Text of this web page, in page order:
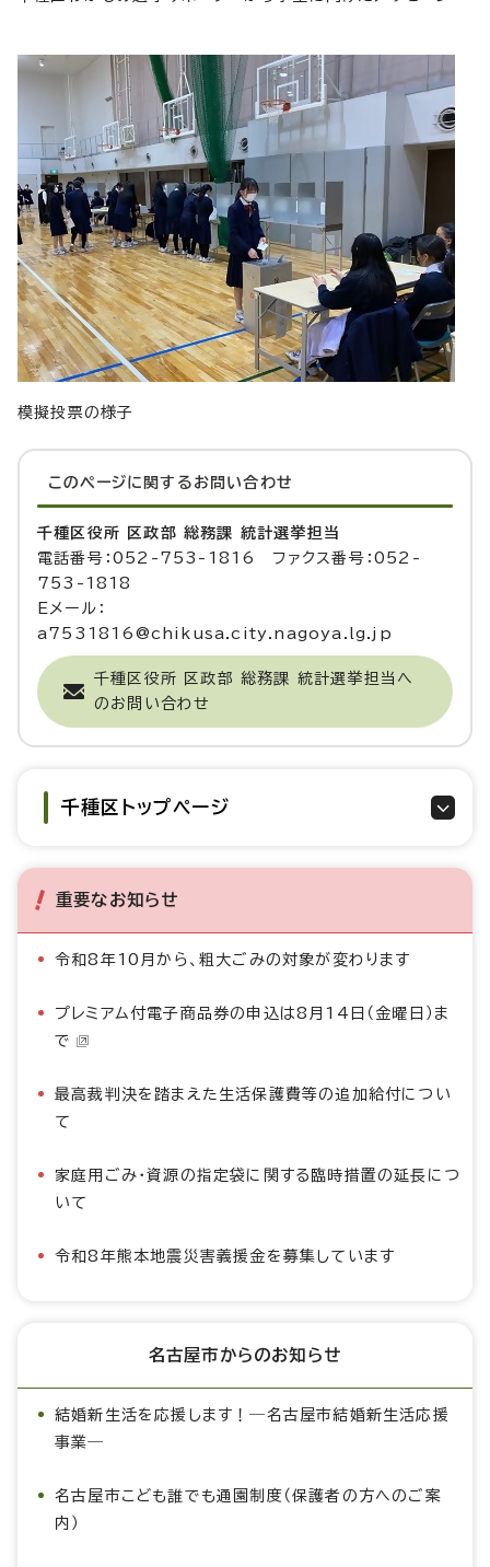
模擬投票の様子
このページに関する お問い合わせ
千種区役所 区政部 総務課 統計選挙担当
電話番号：052-753-1816 ファクス番号：052-
753-1818
Eメール：
a7531816@chikusa.city.nagoya.lg.jp
千種区役所 区政部 総務課 統計選挙担当へ
のお問い合わせ
千種区トップページ
重要なお知らせ
令和8年10月から、粗大ごみの対象が変わります
プレミアム付電子商品券の申込は8月14日（金曜日）ま
で
最高裁判決を踏まえた生活保護費等の追加給付につい
て
家庭用ごみ・資源の指定袋に関する臨時措置の延長につ
いて
令和8年熊本地震災害義援金を募集しています
名古屋市からのお知らせ
結婚新生活を応援します！―名古屋市結婚新生活応援
事業―
名古屋市こども誰でも通園制度（保護者の方へのご案
内）